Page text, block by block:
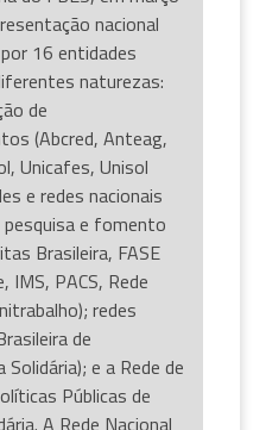
nacional
16 entidades
naturezas:
de
(Abcred, Anteag,
Unicafes, Unisol
e redes nacionais
e fomento
Brasileira, FASE
IMS, PACS, Rede
redes
de
Solidária); e a Rede de
Públicas de
A Rede Nacional